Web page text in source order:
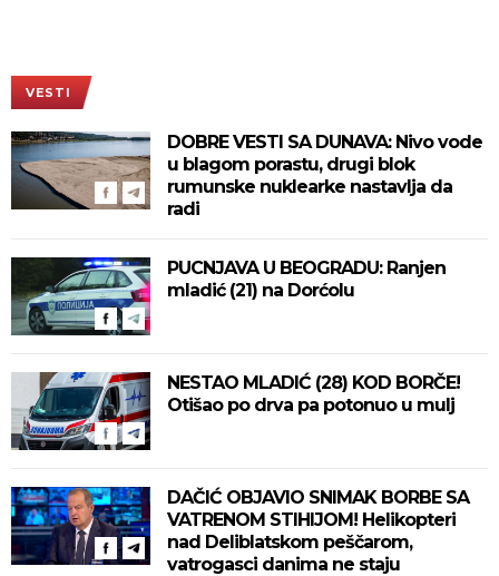
VESTI
DOBRE VESTI SA DUNAVA: Nivo vode
u blagom porastu, drugi blok
rumunske nuklearke nastavlja da
radi
PUCNJAVA U BEOGRADU: Ranjen
mladić (21) na Dorćolu
NESTAO MLADIĆ (28) KOD BORČE!
Otišao po drva pa potonuo u mulj
DAČIĆ OBJAVIO SNIMAK BORBE SA
VATRENOM STIHIJOM! Helikopteri
nad Deliblatskom peščarom,
vatrogasci danima ne staju